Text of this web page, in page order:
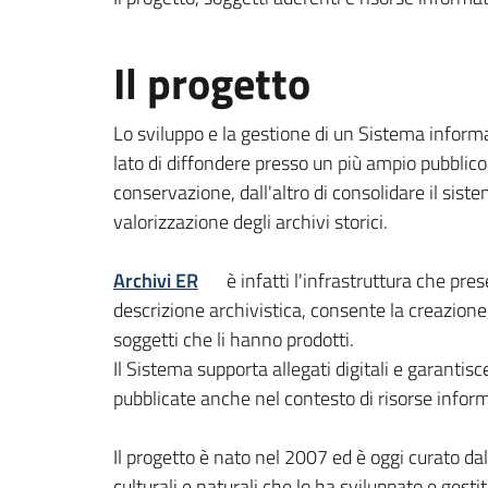
Il progetto
Lo sviluppo e la gestione di un Sistema
lato di diffondere presso un più ampio
conservazione, dall'altro di consolidare il
valorizzazione degli archivi storici.
Archivi ER
è infatti l'infrastruttura che
descrizione archivistica, consente la
soggetti che li hanno prodotti.
Il Sistema supporta allegati digitali e
pubblicate anche nel contesto di risorse
Il progetto è nato nel 2007 ed è oggi curato